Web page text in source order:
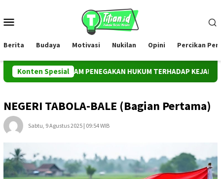
konten
Berita Budaya Motivasi Nukilan Opini Percikan
Konten Spesial
DALAM PENEGAKAN HUKUM TERHADAP KEJAHATAN
NEGERI TABOLA-BALE (Bagian Pertama)
Sabtu, 9 Agustus 2025 | 09:54 WIB